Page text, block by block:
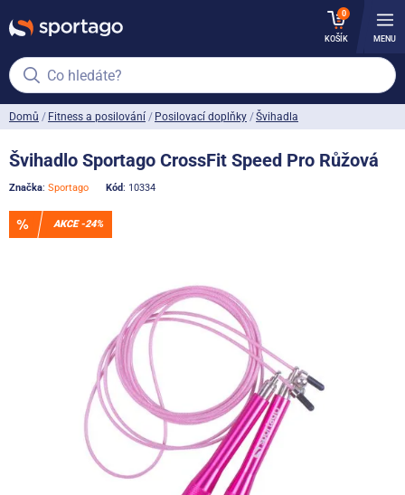
0
KOŠÍK MENU
Co hledáte?
Domů Fitness a posilování Posilovací doplňky Švihadla
Značka: Sportago Kód: 10334
Švihadlo Sportago CrossFit Speed Pro Růžová
AKCE -24%